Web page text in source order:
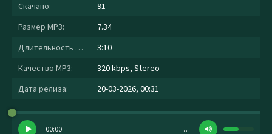
Скачано:
91
Размер MP3:
7.34
Длительность MP3:
3:10
Качество MP3:
320 kbps, Stereo
Дата релиза:
20-03-2026, 00:31
00:00 …